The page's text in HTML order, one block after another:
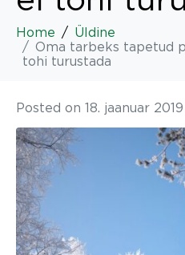
Home
Üldine
Oma tarbeks tapetud
tohi turustada
Posted on 18. jaanuar 2019